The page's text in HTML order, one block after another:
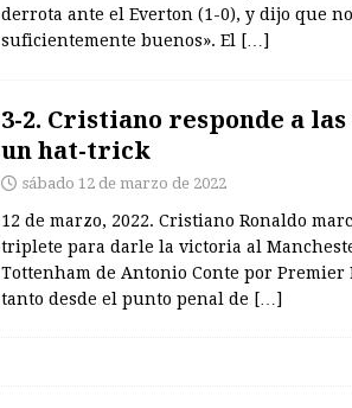
derrota ante el Everton (1-0), y dijo que
suficientemente buenos». El
[…]
3-2. Cristiano responde a
un hat-trick
sábado 12 de marzo de 2022
12 de marzo, 2022. Cristiano Ronaldo
triplete para darle la victoria al
Tottenham de Antonio Conte por Premier
tanto desde el punto penal de […]